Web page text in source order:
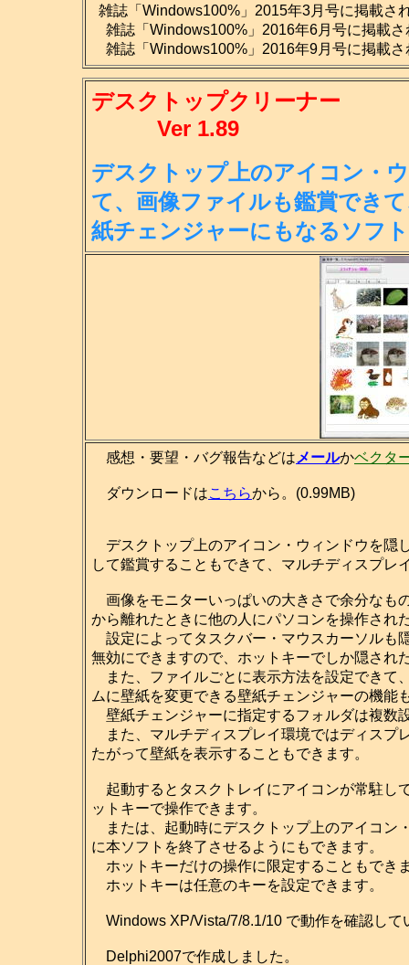
雑誌「Windows100%」2015年3月号に掲載さ
雑誌「Windows100%」2016年6月号に掲載さ
雑誌「Windows100%」2016年9月号に掲載さ
デスクトップクリーナー
Ver 1.89
デスクトップ上のアイコン・
て、画像ファイルも鑑賞でき
紙チェンジャーにもなるソフト
感想・要望・バグ報告などは メールかベクタ
ダウンロードはこちらから。(0.99MB)
デスクトップ上のアイコン・ウィンドウを隠
して鑑賞することもできて、マルチディスプ
画像をモニターいっぱいの大きさで余分なも
から離れたときに他の人にパソコンを操作され
設定によってタスクバー・マウスカーソルも
無効にできますので、ホットキーでしか隠され
また、ファイルごとに表示方法を設定できて
ムに壁紙を変更できる壁紙チェンジャーの機能
壁紙チェンジャーに指定するフォルダは複数
また、マルチディスプレイ環境ではディスプ
たがって壁紙を表示することもできます。
起動するとタスクトレイにアイコンが常駐し
ットキーで操作できます。
または、起動時にデスクトップ上のアイコン
に本ソフトを終了させるようにもできます。
ホットキーだけの操作に限定することもでき
ホットキーは任意のキーを設定できます。
Windows XP/Vista/7/8.1/10 で動作を確認して
Delphi2007で作成しました。